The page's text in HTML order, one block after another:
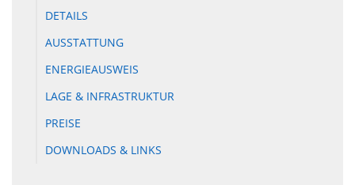
DETAILS
AUSSTATTUNG
ENERGIEAUSWEIS
LAGE & INFRASTRUKTUR
PREISE
DOWNLOADS & LINKS